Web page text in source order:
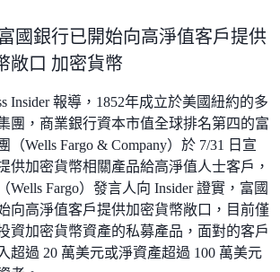
國銀行已開始向高淨值客戶提供
敞口 加密貨幣
Insider 報導，1852年成立於美國紐約的多
團，商業銀行資本市值全球排名第四的富
（Wells Fargo & Company）於 7/31 日宣
供加密貨幣相關產品給高淨值人士客戶，
Wells Fargo）發言人向 Insider 證實，富國
向高淨值客戶提供加密貨幣敞口，目前僅
資加密貨幣資產的私募產品，面對的客戶
超過 20 萬美元或淨資產超過 100 萬美元